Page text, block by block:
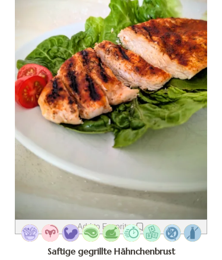
Add to Favorites
Saftige gegrillte Hähnchenbrust